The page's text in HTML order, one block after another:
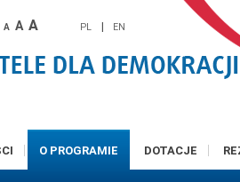
A A A PL | EN
O PROGRAMIE DOTACJE